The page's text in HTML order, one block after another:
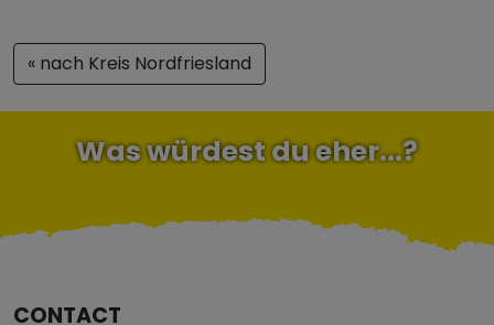
« nach Kreis Nordfriesland
Was würdest du eher...?
CONTACT